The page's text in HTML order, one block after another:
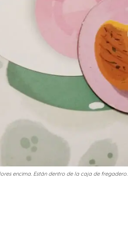
encima. Están dentro de la caja de fregadero.